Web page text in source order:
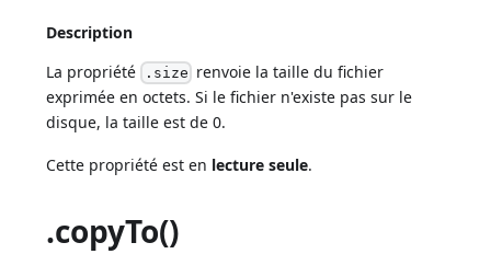
Description
La propriété .size renvoie la taille du fichier
exprimée en octets. Si le fichier n'existe pas sur le
disque, la taille est de 0.
Cette propriété est en lecture seule.
.copyTo()